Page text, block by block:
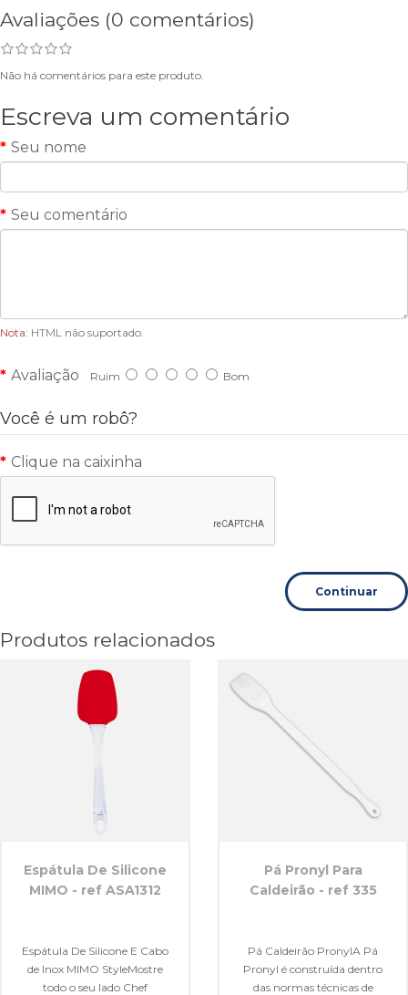
Avaliações (0 comentários)
Não há comentários para este produto.
Escreva um comentário
Seu nome
Seu comentário
Nota: HTML não suportado.
Avaliação Ruim Bom
Você é um robô?
Clique na caixinha
Continuar
Produtos relacionados
Espátula De Silicone
MIMO - ref ASA1312
Espátula De Silicone E Cabo
de Inox MIMO StyleMostre
todo o seu lado Chef
Pá Pronyl Para
Caldeirão - ref 335
Pá Caldeirão PronylA Pá
Pronyl é construída dentro
das normas técnicas de